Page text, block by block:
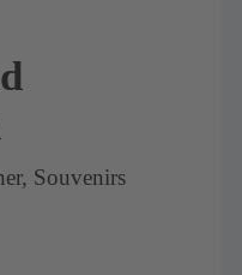
Souvenirs